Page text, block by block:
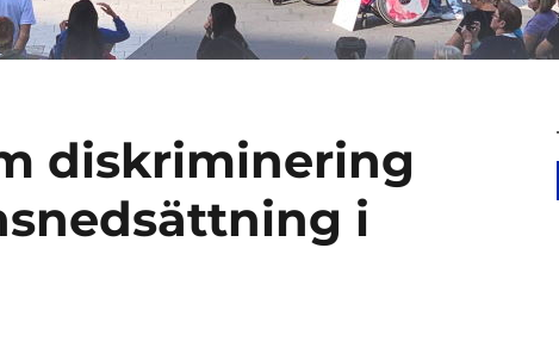
diskriminering
i